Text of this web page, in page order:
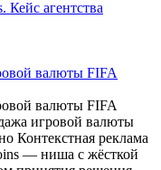
валюты FIFA
валюты FIFA
игровой валюты
Контекстная реклама
— ниша с жёсткой